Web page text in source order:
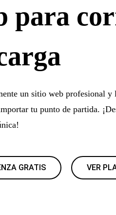
para
un sitio web profesional y
tu punto de partida.
GRATIS VER